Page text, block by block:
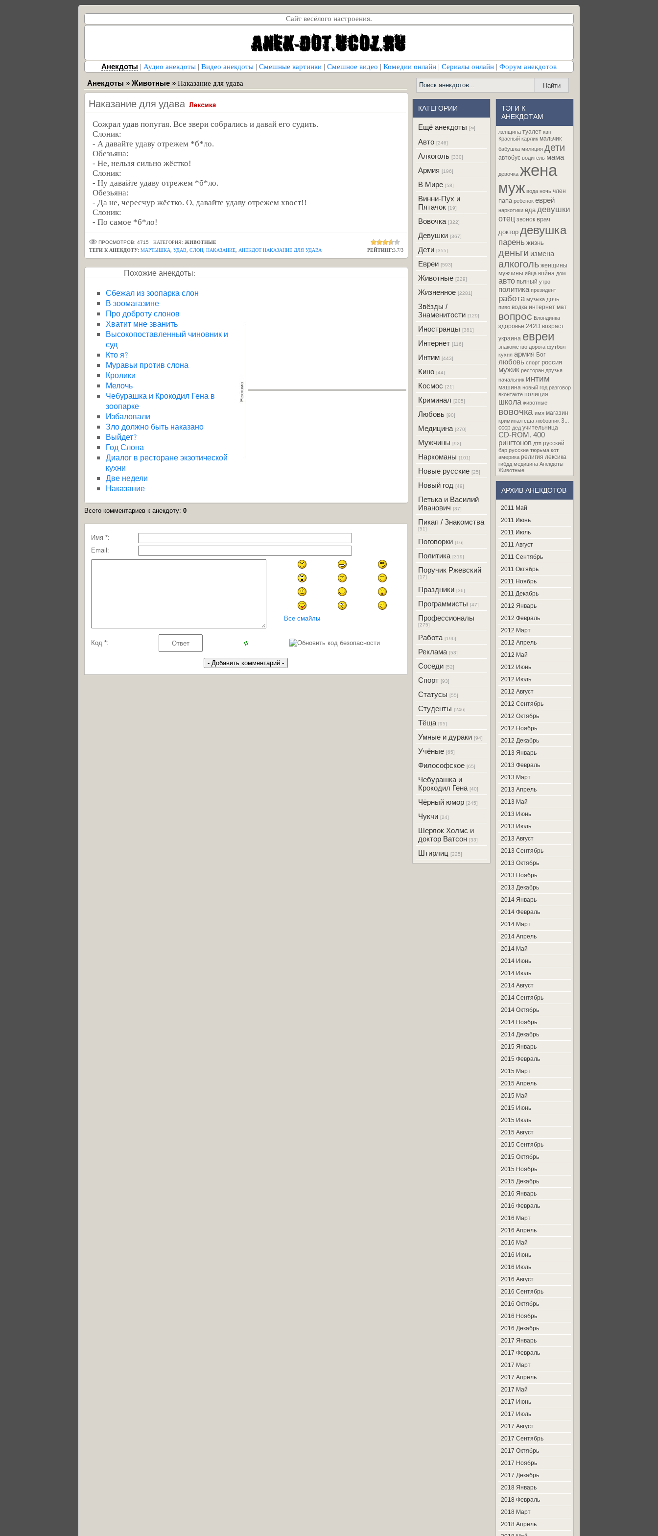
Сайт весёлого настроения.
Анекдоты | Аудио анекдоты | Видео анекдоты | Смешные картинки | Смешное видео | Комедии онлайн | Сериалы онлайн | Форум анекдотов
Анекдоты » Животные » Наказание для удава
Наказание для удава
Сожрал удав попугая. Все звери собрались и давай его судить.
Слоник:
- А давайте удаву отрежем *б*ло.
Обезьяна:
- Не, нельзя сильно жёстко!
Слоник:
- Ну давайте удаву отрежем *б*ло.
Обезьяна:
- Да не, чересчур жёстко. О, давайте удаву отрежем хвост!!
Слоник:
- По самое *б*ло!
ПРОСМОТРОВ: 4715 КАТЕГОРИЯ: ЖИВОТНЫЕ
ТЕГИ К АНЕКДОТУ: МАРТЫШКА УДАВ СЛОН НАКАЗАНИЕ АНЕКДОТ НАКАЗАНИЕ ДЛЯ УДАВА РЕЙТИНГ:3.7/3
Похожие анекдоты:
Сбежал из зоопарка слон
В зоомагазине
Про доброту слонов
Хватит мне званить
Высокопоставленный чиновник и
суд
Кто я?
Муравьи против слона
Кролики
Мелочь
Чебурашка и Крокодил Гена в
зоопарке
Избаловали
Зло должно быть наказано
Выйдет?
Год Слона
Диалог в ресторане экзотической
кухни
Две недели
Наказание
Всего комментариев к анекдоту: 0
Имя *:
Email:
Все смайлы
Код *:
КАТЕГОРИИ
Ещё анекдоты [∞]
Авто [246]
Алкоголь [330]
Армия [196]
В Мире [58]
Винни-Пух и
Пятачок [19]
Вовочка [322]
Девушки [367]
Дети [355]
Евреи [593]
Животные [229]
Жизненное [2281]
Звёзды /
Знаменитости [129]
Иностранцы [381]
Интернет [116]
Интим [443]
Кино [44]
Космос [21]
Криминал [205]
Любовь [90]
Медицина [270]
Мужчины [92]
Наркоманы [101]
Новые русские [25]
Новый год [49]
Петька и Василий
Иванович [37]
Пикап / Знакомства
[51]
Поговорки [16]
Политика [319]
Поручик Ржевский
[17]
Праздники [36]
Программисты [47]
Профессионалы
[275]
Работа [196]
Реклама [53]
Соседи [52]
Спорт [93]
Статусы [55]
Студенты [246]
Тёща [95]
Умные и дураки [94]
Учёные [65]
Философское [65]
Чебурашка и
Крокодил Гена [40]
Чёрный юмор [245]
Чукчи [24]
Шерлок Холмс и
доктор Ватсон [33]
Штирлиц [225]
ТЭГИ К
АНЕКДОТАМ
женщина туалет квн
Красный карлик мальчик
бабушка милиция дети
автобус водитель мама
девочка жена
муж вода ночь член
папа ребенок еврей
наркотики еда девушки
отец звонок врач
доктор девушка
парень жизнь
деньги измена
алкоголь женщины
мужчины яйца война дом
авто пьяный утро
политика президент
работа музыка дочь
пиво водка интернет мат
вопрос Блондинка
здоровье 242D возраст
украина евреи
знакомство дорога футбол
кухня армия Бог
любовь спорт россия
мужик ресторан друзья
начальник интим
машина новый год разговор
вконтакте полиция
школа животные
вовочка имя магазин
криминал сша любовник 3...
ссср дед учительница
CD-ROM. 400
рингтонов дтп русский
бар русские тюрьма кот
америка религия лексика
гибдд медицина Анекдоты
Животные
АРХИВ АНЕКДОТОВ
2011 Май
2011 Июнь
2011 Июль
2011 Август
2011 Сентябрь
2011 Октябрь
2011 Ноябрь
2011 Декабрь
2012 Январь
2012 Февраль
2012 Март
2012 Апрель
2012 Май
2012 Июнь
2012 Июль
2012 Август
2012 Сентябрь
2012 Октябрь
2012 Ноябрь
2012 Декабрь
2013 Январь
2013 Февраль
2013 Март
2013 Апрель
2013 Май
2013 Июнь
2013 Июль
2013 Август
2013 Сентябрь
2013 Октябрь
2013 Ноябрь
2013 Декабрь
2014 Январь
2014 Февраль
2014 Март
2014 Апрель
2014 Май
2014 Июнь
2014 Июль
2014 Август
2014 Сентябрь
2014 Октябрь
2014 Ноябрь
2014 Декабрь
2015 Январь
2015 Февраль
2015 Март
2015 Апрель
2015 Май
2015 Июнь
2015 Июль
2015 Август
2015 Сентябрь
2015 Октябрь
2015 Ноябрь
2015 Декабрь
2016 Январь
2016 Февраль
2016 Март
2016 Апрель
2016 Май
2016 Июнь
2016 Июль
2016 Август
2016 Сентябрь
2016 Октябрь
2016 Ноябрь
2016 Декабрь
2017 Январь
2017 Февраль
2017 Март
2017 Апрель
2017 Май
2017 Июнь
2017 Июль
2017 Август
2017 Сентябрь
2017 Октябрь
2017 Ноябрь
2017 Декабрь
2018 Январь
2018 Февраль
2018 Март
2018 Апрель